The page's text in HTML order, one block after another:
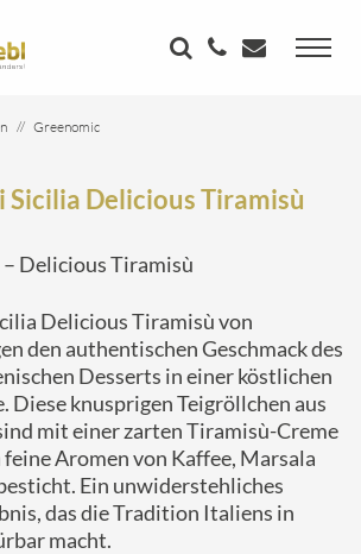
Greenomic
Sicilia Delicious Tiramisù
Delicious Tiramisù
Delicious Tiramisù von
den authentischen Geschmack des
Desserts in einer köstlichen
Diese knusprigen Teigröllchen aus
mit einer zarten Tiramisù-Creme
Aromen von Kaffee, Marsala
Ein unwiderstehliches
das die Tradition Italiens in
macht.